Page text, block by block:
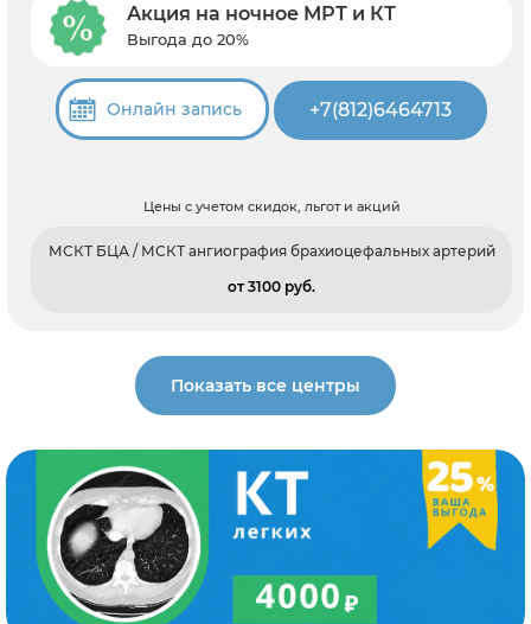
Акция на ночное МРТ и КТ
Выгода до 20%
Онлайн запись +7(812)6464713
Цены с учетом скидок, льгот и акций
МСКТ БЦА / МСКТ ангиография брахиоцефальных артерий
от 3100 pуб.
Показать все центры